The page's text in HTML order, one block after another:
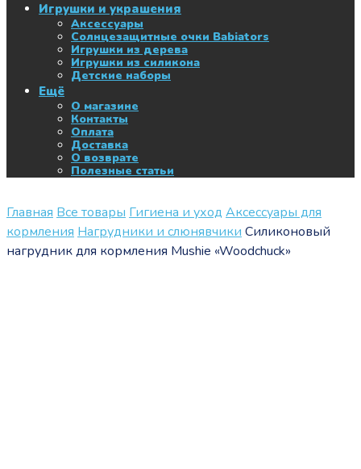
Игрушки и украшения
Аксессуары
Солнцезащитные очки Babiators
Игрушки из дерева
Игрушки из силикона
Детские наборы
Ещё
О магазине
Контакты
Оплата
Доставка
О возврате
Полезные статьи
Главная Все товары Гигиена и уход Аксессуары для
кормления Нагрудники и слюнявчики Силиконовый
нагрудник для кормления Mushie «Woodchuck»